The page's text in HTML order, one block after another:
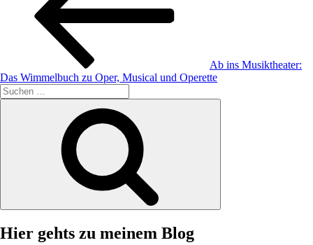
Ab ins Musiktheater:
Das Wimmelbuch zu Oper, Musical und Operette
Suche
nach:
Hier gehts zu meinem Blog